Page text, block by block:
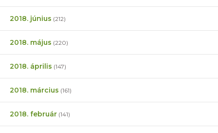
2018. június (212)
2018. május (220)
2018. április (147)
2018. március (161)
2018. február (141)